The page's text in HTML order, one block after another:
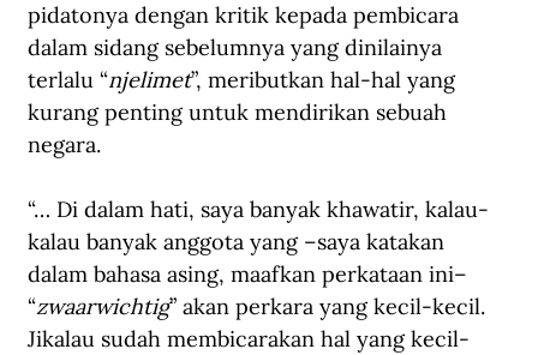
pidatonya dengan kritik kepada pembicara
dalam sidang sebelumnya yang dinilainya
terlalu “njelimet”, meributkan hal-hal yang
kurang penting untuk mendirikan sebuah
negara.
“… Di dalam hati, saya banyak khawatir, kalau-
kalau banyak anggota yang –saya katakan
dalam bahasa asing, maafkan perkataan ini–
“zwaarwichtig” akan perkara yang kecil-kecil.
Jikalau sudah membicarakan hal yang kecil-